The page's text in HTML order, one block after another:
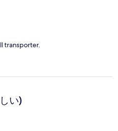
transporter.
い)